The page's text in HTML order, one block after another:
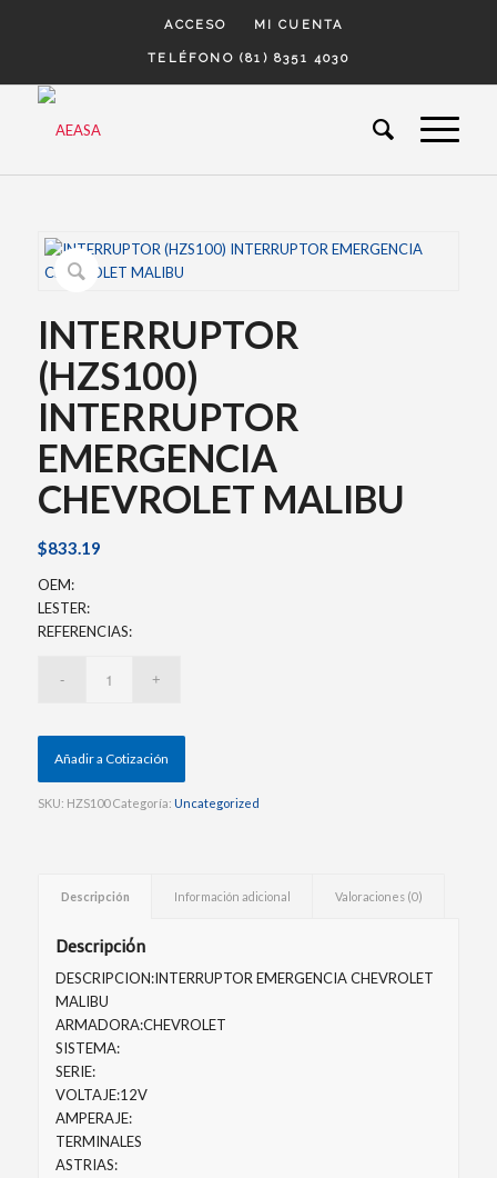
ACCESO MI CUENTA
TELÉFONO (81) 8351 4030
INTERRUPTOR
(HZS100)
INTERRUPTOR
EMERGENCIA
CHEVROLET MALIBU
$833.19
OEM:
LESTER:
REFERENCIAS:
Añadir a Cotización
SKU: HZS100 Categoría: Uncategorized
Descripción Información adicional Valoraciones (0)
Descripción
DESCRIPCION:INTERRUPTOR EMERGENCIA CHEVROLET
MALIBU
ARMADORA:CHEVROLET
SISTEMA:
SERIE:
VOLTAJE:12V
AMPERAJE:
TERMINALES
ASTRIAS: